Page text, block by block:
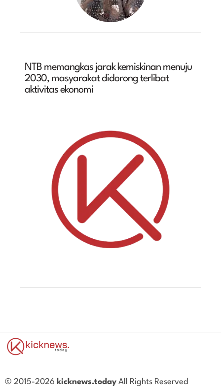
NTB memangkas jarak kemiskinan menuju
2030, masyarakat didorong terlibat
aktivitas ekonomi
© 2015-2026 kicknews.today All Rights Reserved